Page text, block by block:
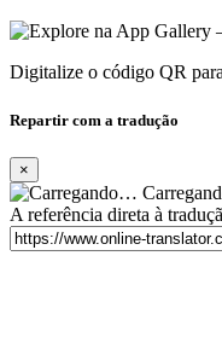
Digitalize o código QR
Repartir com a tradução
×
A referência direta à